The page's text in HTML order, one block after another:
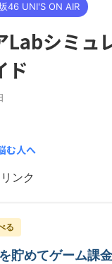
46 UNI'S ON AIR
Labシミュ
ド
む人へ
ンク
る
貯めてゲーム課